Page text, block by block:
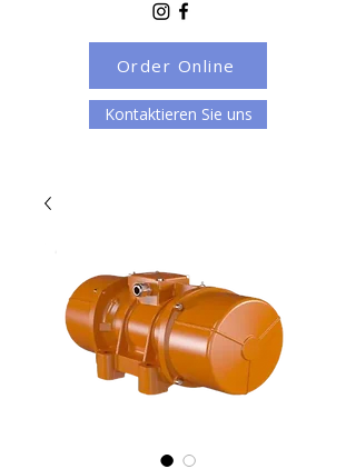
Kontaktieren Sie uns
Order Online